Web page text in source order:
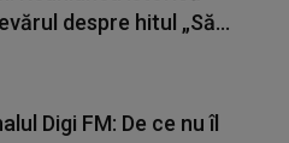
despre hitul „Să...
Digi FM: De ce nu îl